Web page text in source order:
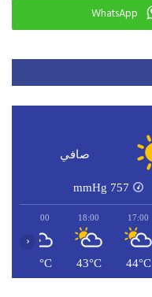
WhatsApp
صافي
757
mmHg
17:00
44°C
18:00
43°C
19:00
42°C
‹